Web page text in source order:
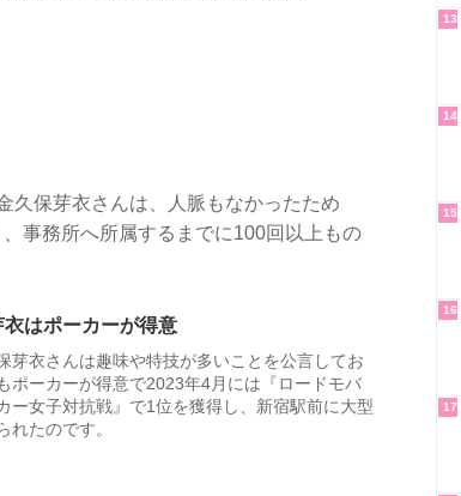
久保芽衣さんは、人脈もなかったため
事務所へ所属するまでに100回以上もの
衣はポーカーが得意
芽衣さんは趣味や特技が多いことを公言してお
ポーカーが得意で2023年4月には『ロードモバ
ー女子対抗戦』で1位を獲得し、新宿駅前に大型
れたのです。
13
14
15
16
17